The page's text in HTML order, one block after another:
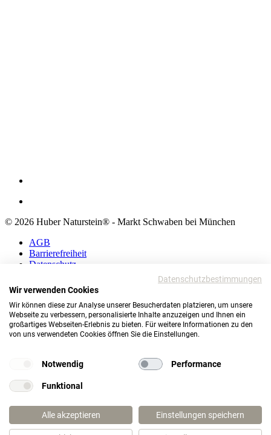
© 2026 Huber Naturstein® - Markt Schwaben bei München
AGB
Barrierefreiheit
Datenschutz
AGB
Barrierefreiheit
Datenschutz
Impressum
Markt Schwaben bei München
TOP
Datenschutzbestimmungen
Wir verwenden Cookies
Wir können diese zur Analyse unserer Besucherdaten platzieren, um unsere
Webseite zu verbessern, personalisierte Inhalte anzuzeigen und Ihnen ein
großartiges Webseiten-Erlebnis zu bieten. Für weitere Informationen zu den
von uns verwendeten Cookies öffnen Sie die Einstellungen.
Notwendig Performance
Funktional
Alle akzeptieren Einstellungen speichern